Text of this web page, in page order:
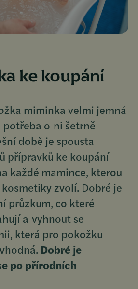
ke koupání
miminka velmi jemná
o ni šetrně
době je spousta
přípravků ke koupání
každé mamince, kterou
zvolí. Dobré je
průzkum, co které
a vyhnout se
která pro pokožku
Dobré je
po přírodních